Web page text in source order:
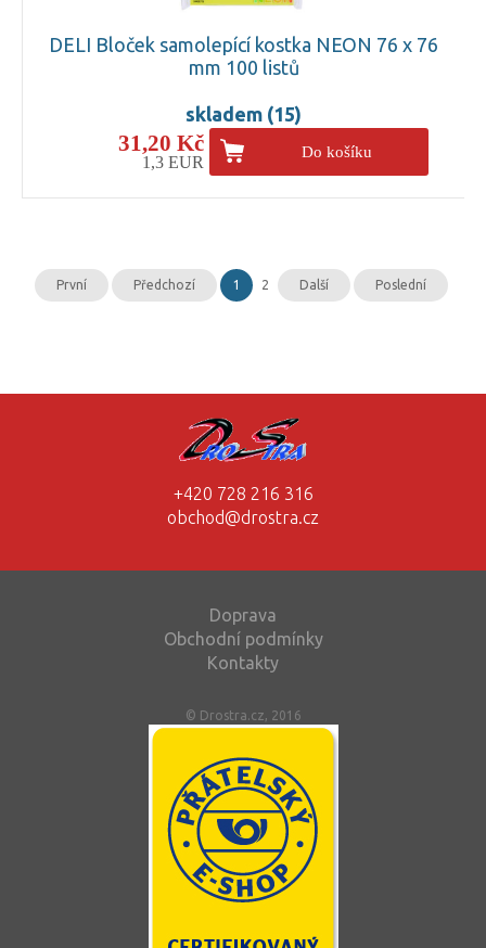
DELI Bloček samolepící kostka NEON 76 x 76
mm 100 listů
skladem (15)
31,20 Kč
1,3 EUR
Do košíku
První Předchozí 1 2 Další Poslední
+420 728 216 316
obchod@drostra.cz
Doprava
Obchodní podmínky
Kontakty
© Drostra.cz, 2016